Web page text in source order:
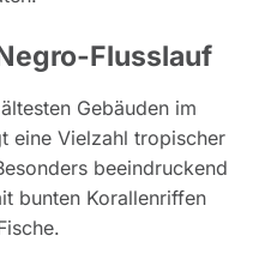
Flusslauf
Gebäuden im
eine Vielzahl tropischer
beeindruckend
bunten Korallenriffen